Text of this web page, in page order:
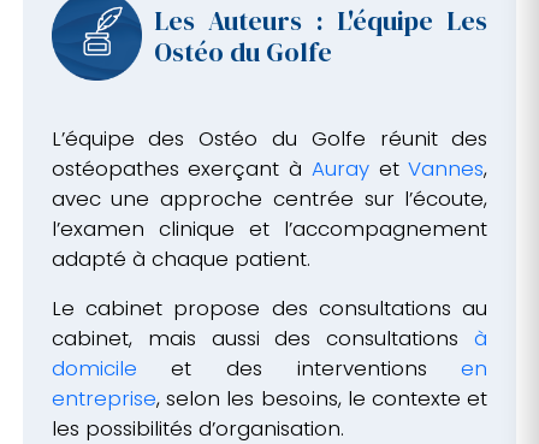
Les Auteurs : L'équipe Les
Ostéo du Golfe
L’équipe des Ostéo du Golfe réunit des
ostéopathes exerçant à AurayetVannes,
avec une approche centrée sur l’écoute,
l’examen clinique et l’accompagnement
adapté à chaque patient.
Le cabinet propose des consultations au
cabinet, mais aussi des consultationsà
domicile et des interventionsen
entreprise, selon les besoins, le contexte et
les possibilités d’organisation.